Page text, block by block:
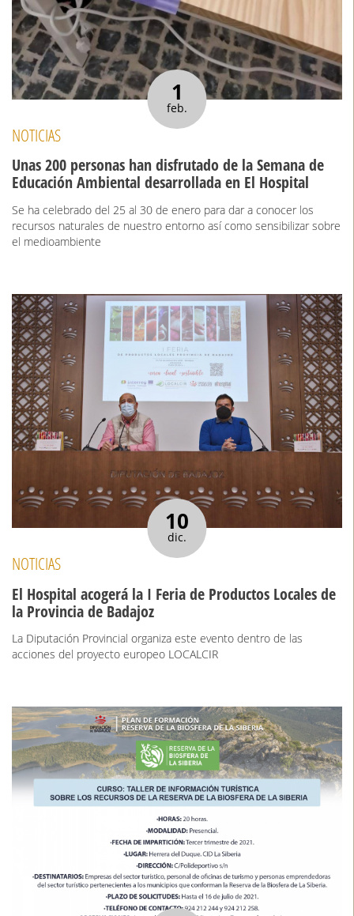
1
feb.
NOTICIAS
Unas 200 personas han disfrutado de la Semana de
Educación Ambiental desarrollada en El Hospital
Se ha celebrado del 25 al 30 de enero para dar a conocer los
recursos naturales de nuestro entorno así como sensibilizar sobre
el medioambiente
10
dic.
NOTICIAS
El Hospital acogerá la I Feria de Productos Locales de
la Provincia de Badajoz
La Diputación Provincial organiza este evento dentro de las
acciones del proyecto europeo LOCALCIR